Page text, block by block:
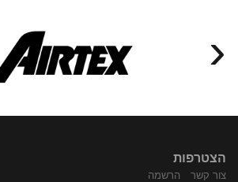
‹
הצטרפות
צור קשר הרשמה